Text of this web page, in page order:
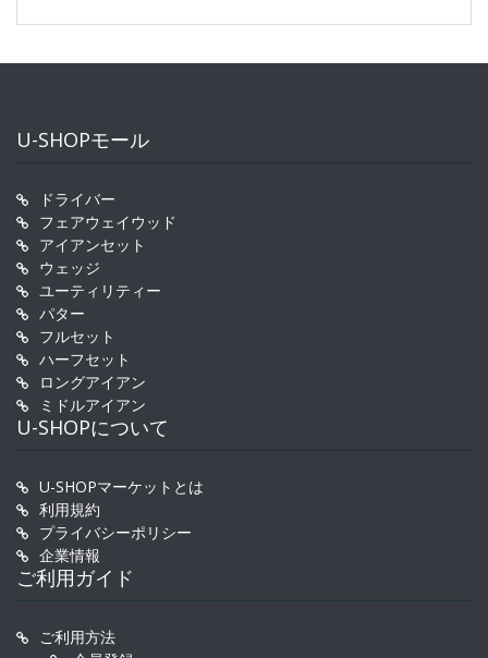
U-SHOPモール
ドライバー
フェアウェイウッド
アイアンセット
ウェッジ
ユーティリティー
パター
フルセット
ハーフセット
ロングアイアン
ミドルアイアン
U-SHOPについて
U-SHOPマーケットとは
利用規約
プライバシーポリシー
企業情報
ご利用ガイド
ご利用方法